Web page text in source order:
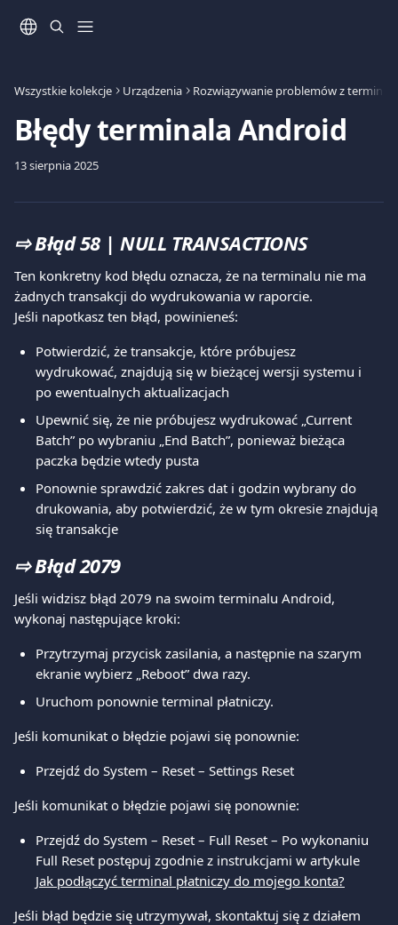
Wszystkie kolekcje Urządzenia Rozwiązywanie problemów z
Błędy terminala Android
13 sierpnia 2025
⇨ Błąd 58 | NULL TRANSACTIONS
Ten konkretny kod błędu oznacza, że na terminalu nie ma
żadnych transakcji do wydrukowania w raporcie.
Jeśli napotkasz ten błąd, powinieneś:
Potwierdzić, że transakcje, które próbujesz
wydrukować, znajdują się w bieżącej wersji systemu i
po ewentualnych aktualizacjach
Upewnić się, że nie próbujesz wydrukować „Current
Batch” po wybraniu „End Batch”, ponieważ bieżąca
paczka będzie wtedy pusta
Ponownie sprawdzić zakres dat i godzin wybrany do
drukowania, aby potwierdzić, że w tym okresie znajdują
się transakcje
⇨ Błąd 2079
Jeśli widzisz błąd 2079 na swoim terminalu Android,
wykonaj następujące kroki:
Przytrzymaj przycisk zasilania, a następnie na szarym
ekranie wybierz „Reboot” dwa razy.
Uruchom ponownie terminal płatniczy.
Jeśli komunikat o błędzie pojawi się ponownie:
Przejdź do System – Reset – Settings Reset
Jeśli komunikat o błędzie pojawi się ponownie:
Przejdź do System – Reset – Full Reset – Po wykonaniu
Full Reset postępuj zgodnie z instrukcjami w artykule
Jak podłączyć terminal płatniczy do mojego konta?
Jeśli błąd będzie się utrzymywał, skontaktuj się z działem